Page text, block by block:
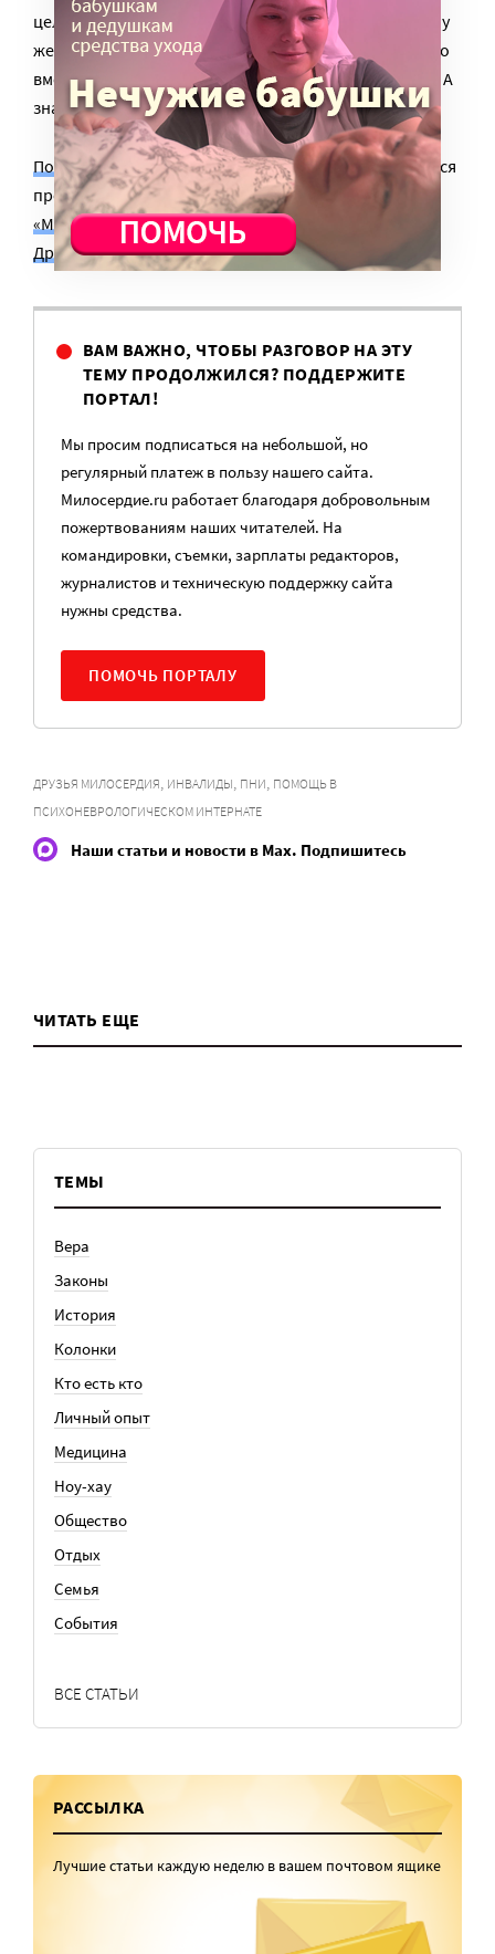
целый мир: ведь он так любит узнавать новое! К тому
же Коля сможет не просто прислуживать в алтаре, но
вместе с батюшкой читать там подаваемые записки. А
значит, молиться за всех нас.
Помощь в психоневрологическом интернатеявляется
проектом
Православной службы помощи
«Милосердие». Поддержать его вы можете, став
Другом милосердия.
ВАМ ВАЖНО, ЧТОБЫ РАЗГОВОР НА ЭТУ
ТЕМУ ПРОДОЛЖИЛСЯ? ПОДДЕРЖИТЕ
ПОРТАЛ!
Мы просим подписаться на небольшой, но
регулярный платеж в пользу нашего сайта.
Милосердие.ru работает благодаря добровольным
пожертвованиям наших читателей. На
командировки, съемки, зарплаты редакторов,
журналистов и техническую поддержку сайта
нужны средства.
ПОМОЧЬ ПОРТАЛУ
ДРУЗЬЯ МИЛОСЕРДИЯ, ИНВАЛИДЫ, ПНИ, ПОМОЩЬ В
ПСИХОНЕВРОЛОГИЧЕСКОМ ИНТЕРНАТЕ
Наши статьи и новости в Max. Подпишитесь
ЧИТАТЬ ЕЩЕ
ТЕМЫ
Вера
Законы
История
Колонки
Кто есть кто
Личный опыт
Медицина
Ноу-хау
Общество
Отдых
Семья
События
ВСЕ СТАТЬИ
РАССЫЛКА
Лучшие статьи каждую неделю в вашем почтовом ящике